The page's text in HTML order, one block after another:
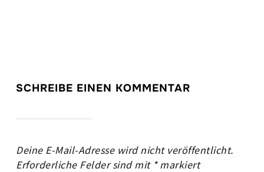
SCHREIBE EINEN KOMMENTAR
Deine E-Mail-Adresse wird nicht veröffentlicht.
Erforderliche Felder sind mit *markiert